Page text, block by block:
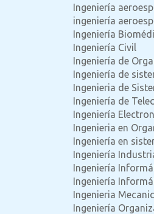
Ingeniería
ingeniería
Ingeniería
Ingeniería Civil
Ingeniería de
Ingeniería de
Ingenieria de
Ingeniería de
Ingeniería
Ingenieria en
Ingeniería en
Ingeniería
Ingeniería
Ingeniería
Ingenieria
Ingeniería